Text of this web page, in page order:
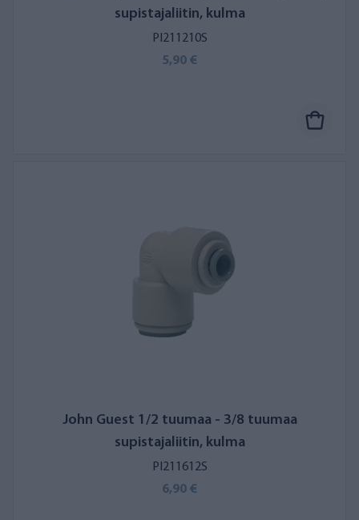
supistajaliitin, kulma
PI211210S
5,90 €
John Guest 1/2 tuumaa - 3/8 tuumaa
supistajaliitin, kulma
PI211612S
6,90 €